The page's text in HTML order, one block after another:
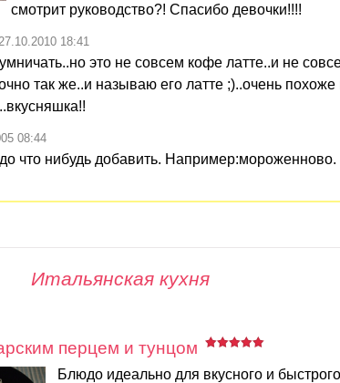
смотрит руководство?! Спасибо девочки!!!!
27.10.2010 18:41
это не совсем кофе латте..и не
так же..и называю его латте ;)..очень похоже
08:44
что нибудь добавить. Например:мороженново.
Итальянская кухня
перцем и тунцом
Блюдо идеально для вкусного и